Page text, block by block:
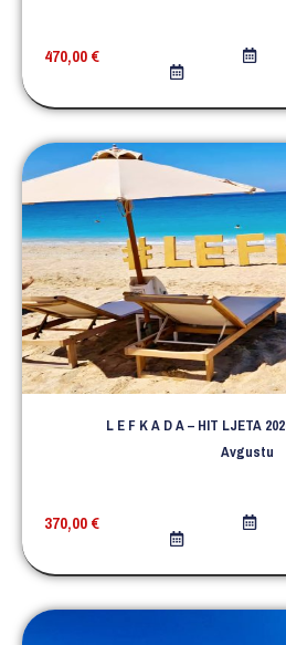
470,00€
L E F K A D A – HIT LJETA
Avgustu
370,00€